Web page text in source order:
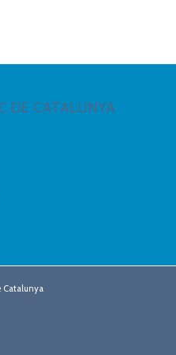
DE CATALUNYA
Catalunya